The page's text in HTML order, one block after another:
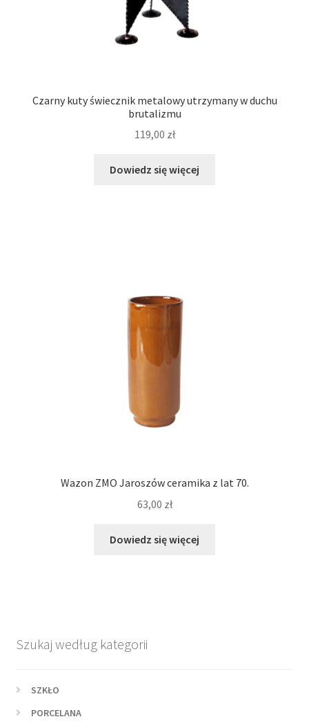
Czarny kuty świecznik metalowy utrzymany w duchu
brutalizmu
119,00 zł
Dowiedz się więcej
Wazon ZMO Jaroszów ceramika z lat 70.
63,00 zł
Dowiedz się więcej
Szukaj według kategorii
SZKŁO
PORCELANA